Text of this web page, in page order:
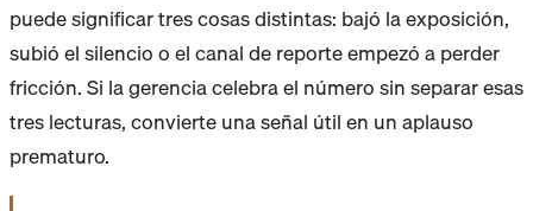
puede significar tres cosas distintas: bajó la exposición,
subió el silencio o el canal de reporte empezó a perder
fricción. Si la gerencia celebra el número sin separar esas
tres lecturas, convierte una señal útil en un aplauso
prematuro.